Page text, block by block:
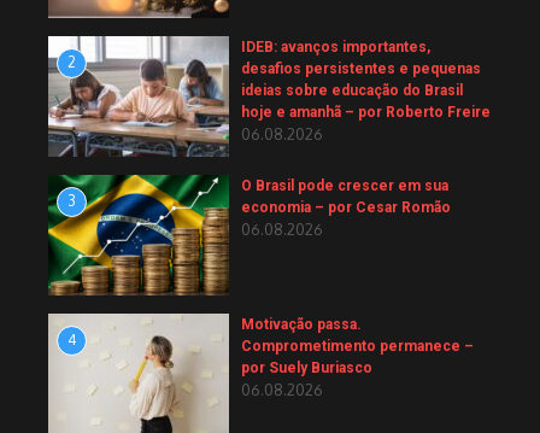
2
IDEB: avanços importantes,
desafios persistentes e pequenas
ideias sobre educação do Brasil
hoje e amanhã – por Roberto Freire
06.08.2026
3
O Brasil pode crescer em sua
economia – por Cesar Romão
06.08.2026
4
Motivação passa.
Comprometimento permanece –
por Suely Buriasco
06.08.2026